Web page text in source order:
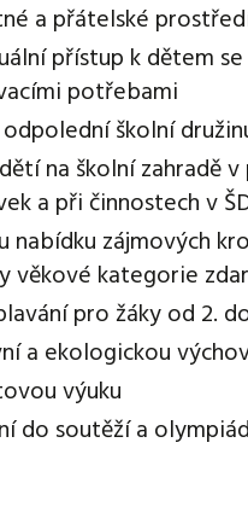
a přátelské
přístup k dětem
potřebami
školní
na školní zahradě v
a při činnostech v
nabídku zájmových
věkové kategorie
pro žáky od 2.
a ekologickou
výuku
do soutěží a olympiád